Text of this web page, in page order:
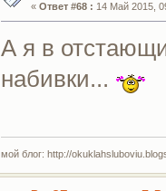
« Ответ #68 : 14 Май 2015,
А я в
набивки...
мой блог: http://